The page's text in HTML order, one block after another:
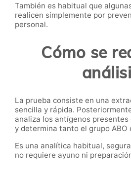
También es habitual que
realicen simplemente por
personal.
Cómo se
La prueba consiste en una
sencilla y rápida.
analiza los antígenos presentes
y determina tanto el grupo ABO
Es una analítica habitual,
no requiere ayuno ni